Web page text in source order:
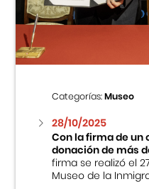
Categorías:Museo
28/10/2025
Con la firma de
donación de más
firma se realizó el
Museo de la